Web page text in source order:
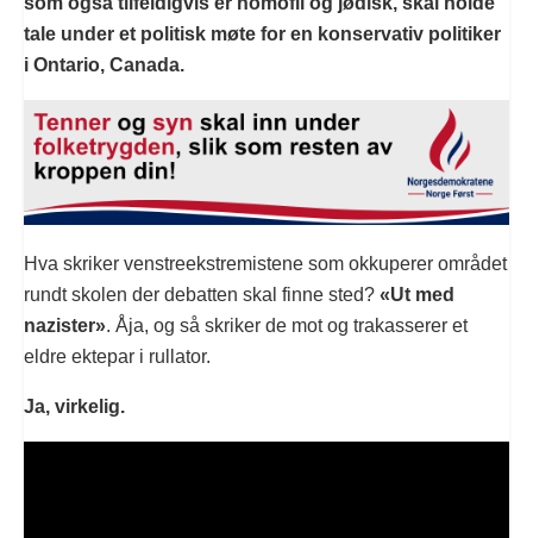
tale under et politisk møte for en konservativ politiker
i Ontario, Canada.
Hva skriker venstreekstremistene som okkuperer området
rundt skolen der debatten skal finne sted? «Ut med
nazister». Åja, og så skriker de mot og trakasserer et
eldre ektepar i rullator.
Ja, virkelig.